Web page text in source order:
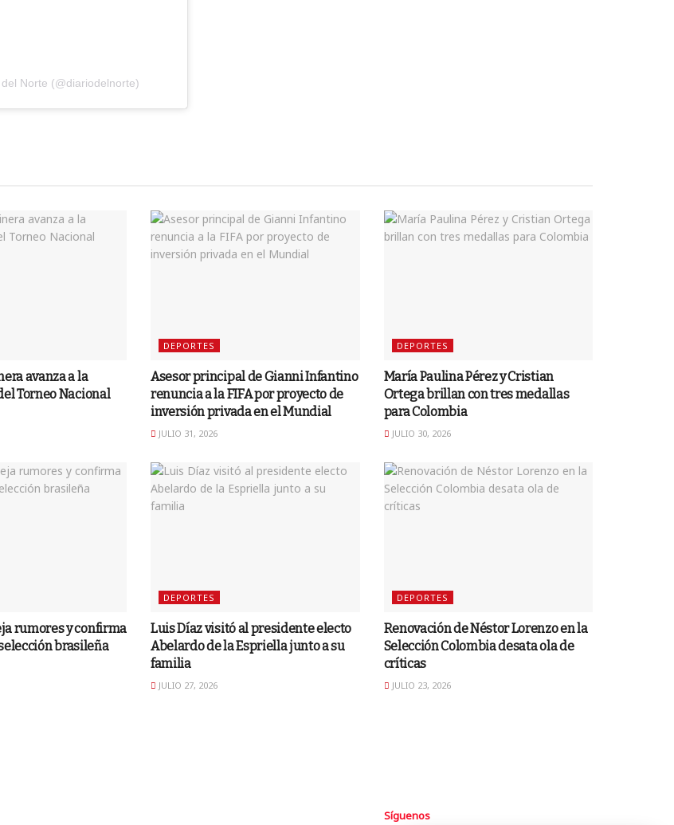
Norte (@diariodelnorte)
avanza a la
Torneo Nacional
DEPORTES
Asesor principal de Gianni Infantino
renuncia a la FIFA por proyecto de
inversión privada en el Mundial
JULIO 31, 2026
DEPORTES
María Paulina Pérez y Cristian
Ortega brillan con tres medallas
para Colombia
JULIO 30, 2026
rumores y confirma
brasileña
DEPORTES
Luis Díaz visitó al presidente electo
Abelardo de la Espriella junto a su
familia
JULIO 27, 2026
DEPORTES
Renovación de Néstor Lorenzo en la
Selección Colombia desata ola de
críticas
JULIO 23, 2026
Síguenos